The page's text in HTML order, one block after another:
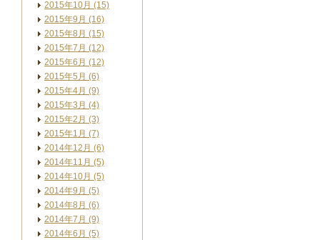
2015年10月 (15)
2015年9月 (16)
2015年8月 (15)
2015年7月 (12)
2015年6月 (12)
2015年5月 (6)
2015年4月 (9)
2015年3月 (4)
2015年2月 (3)
2015年1月 (7)
2014年12月 (6)
2014年11月 (5)
2014年10月 (5)
2014年9月 (5)
2014年8月 (6)
2014年7月 (9)
2014年6月 (5)